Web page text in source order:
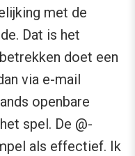
met de
Dat is het
doet een
via e-mail
openbare
spel. De @-
als effectief. Ik